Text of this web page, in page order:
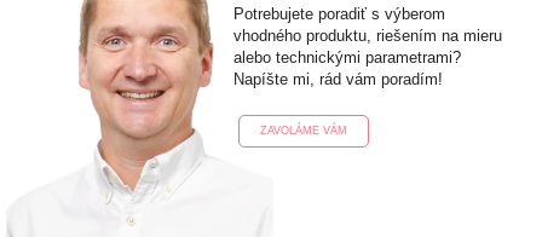
Potrebujete poradiť s výberom
vhodného produktu, riešením na mieru
alebo technickými parametrami?
Napíšte mi, rád vám poradím!
ZAVOLÁME VÁM